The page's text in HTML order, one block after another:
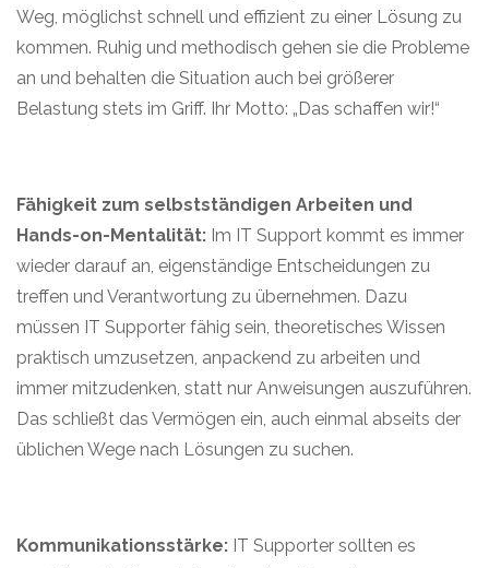
Weg, möglichst schnell und effizient zu einer Lösung zu
kommen. Ruhig und methodisch gehen sie die Probleme
an und behalten die Situation auch bei größerer
Belastung stets im Griff. Ihr Motto: „Das schaffen wir!“
Fähigkeit zum selbstständigen Arbeiten und
Hands-on-Mentalität: Im IT Support kommt es immer
wieder darauf an, eigenständige Entscheidungen zu
treffen und Verantwortung zu übernehmen. Dazu
müssen IT Supporter fähig sein, theoretisches Wissen
praktisch umzusetzen, anpackend zu arbeiten und
immer mitzudenken, statt nur Anweisungen auszuführen.
Das schließt das Vermögen ein, auch einmal abseits der
üblichen Wege nach Lösungen zu suchen.
Kommunikationsstärke: IT Supporter sollten es